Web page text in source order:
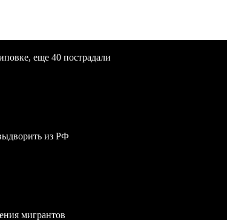
еще 40 пострадали
из РФ
мигрантов